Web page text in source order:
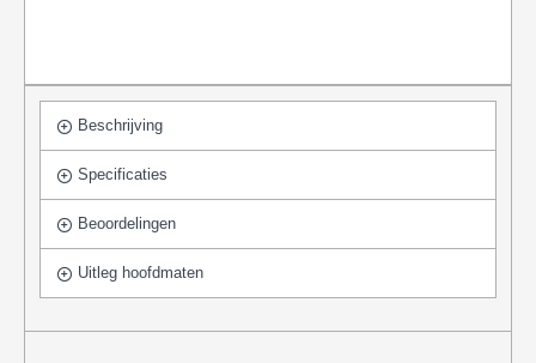
Beschrijving
Specificaties
Beoordelingen
Uitleg hoofdmaten